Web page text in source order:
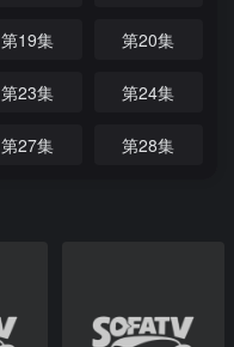
第19集 第20集
第23集 第24集
第27集 第28集